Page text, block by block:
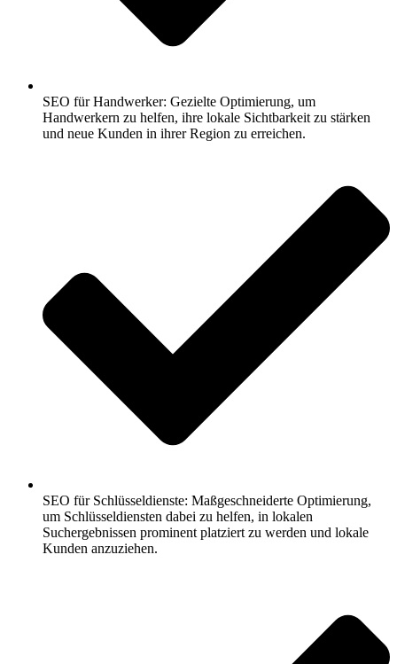
SEO für Handwerker: Gezielte Optimierung, um
Handwerkern zu helfen, ihre lokale Sichtbarkeit zu stärken
und neue Kunden in ihrer Region zu erreichen.
SEO für Schlüsseldienste: Maßgeschneiderte Optimierung,
um Schlüsseldiensten dabei zu helfen, in lokalen
Suchergebnissen prominent platziert zu werden und lokale
Kunden anzuziehen.